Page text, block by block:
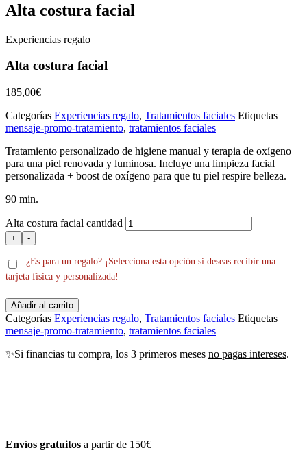
Alta costura facial
Experiencias regalo
Alta costura facial
185,00€
Categorías Experiencias regalo, Tratamientos faciales Etiquetas
mensaje-promo-tratamiento, tratamientos faciales
Tratamiento personalizado de higiene manual y terapia de oxígeno
para una piel renovada y luminosa. Incluye una limpieza facial
personalizada + boost de oxígeno para que tu piel respire belleza.
90 min.
Alta costura facial cantidad
+ -
¿Es para un regalo? ¡Selecciona esta opción si deseas recibir una
tarjeta física y personalizada!
Añadir al carrito
Categorías Experiencias regalo, Tratamientos faciales Etiquetas
mensaje-promo-tratamiento, tratamientos faciales
✨Si financias tu compra, los 3 primeros meses no pagas intereses.
Envíos gratuitos a partir de 150€